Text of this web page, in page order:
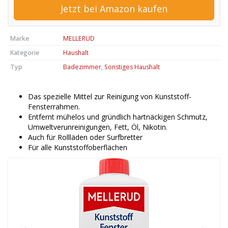
Jetzt bei Amazon kaufen
Marke
MELLERUD
Kategorie
Haushalt
Typ
Badezimmer, Sonstiges Haushalt
Das spezielle Mittel zur Reinigung von Kunststoff-
Fensterrahmen.
Entfernt mühelos und gründlich hartnäckigen Schmutz,
Umweltverunreinigungen, Fett, Öl, Nikotin.
Auch für Rollläden oder Surfbretter
Für alle Kunststoffoberflächen